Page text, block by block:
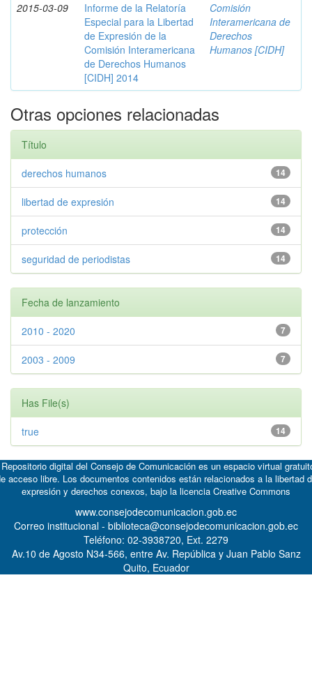
2015-03-09
Informe de la Relatoría
Especial para la Libertad
de Expresión de la
Comisión Interamericana
de Derechos Humanos
[CIDH] 2014
Comisión
Interamericana de
Derechos
Humanos [CIDH]
Otras opciones relacionadas
Título
14
derechos humanos
14
libertad de expresión
14
protección
14
seguridad de periodistas
Fecha de lanzamiento
7
2010 - 2020
7
2003 - 2009
Has File(s)
14
true
digital del Consejo de Comunicación es un espacio virtual
acceso libre. Los documentos contenidos están relacionados a la libertad
expresión y derechos conexos, bajo la licencia Creative Commons
www.consejodecomunicacion.gob.ec
Correo institucional - biblioteca@consejodecomunicacion.gob.ec
Teléfono: 02-3938720, Ext. 2279
Av.10 de Agosto N34-566, entre Av. República y Juan Pablo Sanz
Quito, Ecuador